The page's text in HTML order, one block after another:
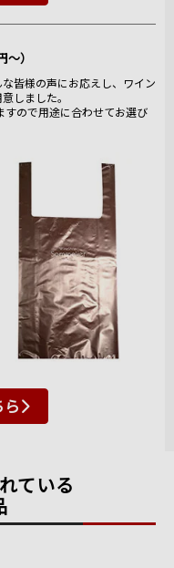
～）
皆様の声にお応えし、ワイン
しました。
ので用途に合わせてお選び
ている